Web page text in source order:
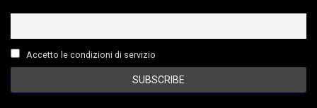
Accetto le condizioni di servizio